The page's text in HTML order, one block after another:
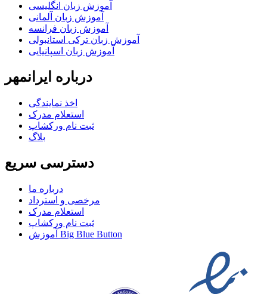
آموزش زبان انگلیسی
آموزش زبان آلمانی
آموزش زبان فرانسه
آموزش زبان ترکی استانبولی
آموزش زبان اسپانیایی
درباره ایرانمهر
اخذ نمايندگی
استعلام مدرک
ثبت نام ورکشاپ
بلاگ
دسترسی سریع
درباره ما
مرخصی و استرداد
استعلام مدرک
ثبت نام ورکشاپ
آموزش Big Blue Button